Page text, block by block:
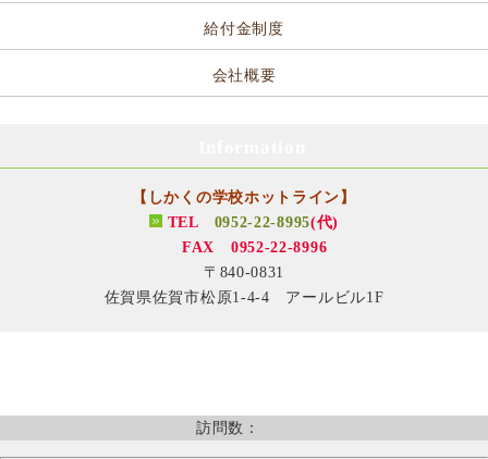
給付金制度
会社概要
【しかくの学校ホットライン】
TEL 0952-22-8995(代)
FAX 0952-22-8996
〒840-0831
佐賀県佐賀市松原1-4-4 アールビル1F
訪問数：